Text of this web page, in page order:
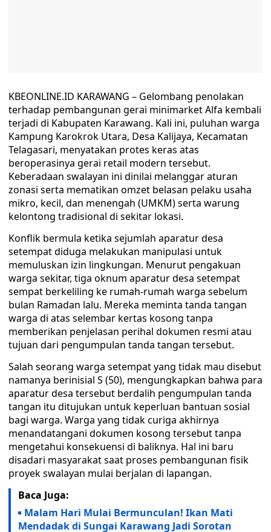
KBEONLINE.ID KARAWANG – Gelombang penolakan
terhadap pembangunan gerai minimarket Alfa kembali
terjadi di Kabupaten Karawang. Kali ini, puluhan warga
Kampung Karokrok Utara, Desa Kalijaya, Kecamatan
Telagasari, menyatakan protes keras atas
beroperasinya gerai retail modern tersebut.
Keberadaan swalayan ini dinilai melanggar aturan
zonasi serta mematikan omzet belasan pelaku usaha
mikro, kecil, dan menengah (UMKM) serta warung
kelontong tradisional di sekitar lokasi.
Konflik bermula ketika sejumlah aparatur desa
setempat diduga melakukan manipulasi untuk
memuluskan izin lingkungan. Menurut pengakuan
warga sekitar, tiga oknum aparatur desa setempat
sempat berkeliling ke rumah-rumah warga sebelum
bulan Ramadan lalu. Mereka meminta tanda tangan
warga di atas selembar kertas kosong tanpa
memberikan penjelasan perihal dokumen resmi atau
tujuan dari pengumpulan tanda tangan tersebut.
Salah seorang warga setempat yang tidak mau disebut
namanya berinisial S (50), mengungkapkan bahwa para
aparatur desa tersebut berdalih pengumpulan tanda
tangan itu ditujukan untuk keperluan bantuan sosial
bagi warga. Warga yang tidak curiga akhirnya
menandatangani dokumen kosong tersebut tanpa
mengetahui konsekuensi di baliknya. Hal ini baru
disadari masyarakat saat proses pembangunan fisik
proyek swalayan mulai berjalan di lapangan.
Baca Juga:
Malam Hari Mulai Bermunculan! Ikan Mati
Mendadak di Sungai Karawang Jadi Sorotan